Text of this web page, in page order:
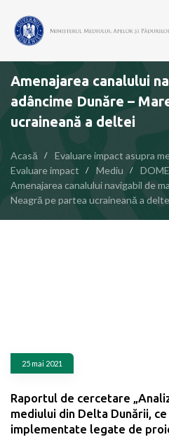
Amenajarea canalului
adâncime Dunăre –
ucraineană a deltei
Acasă
Evaluare impact asupra
Evaluare impact
Mediu
Amenajarea canalului navigabil de
Neagră pe partea ucraineană a
25 mai 2021
Raportul de cercetare
mediului din Delta Dunării,
implementate legate de